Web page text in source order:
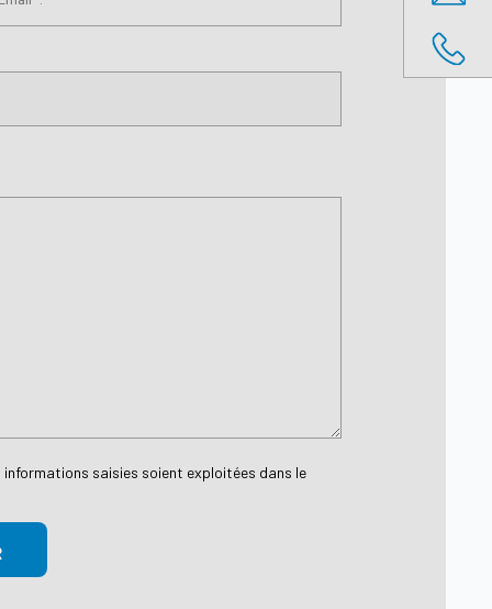
saisies soient exploitées dans le